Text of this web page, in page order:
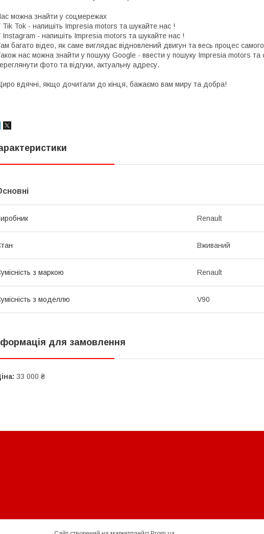
можна знайти у соцмережах
Tik Tok - напишіть Impresia motors та шукайте нас !
Instagram - напишіть Impresia motors та шукайте нас !
багато відео, як саме виглядає відновлений двигун та весь процес
нас можна знайти у пошуку Google - ввести у пошуку Impresia motors
фото та відгуки, актуальну адресу.
вдячні, якщо дочитали до кінця, бажаємо вам миру та добра!
Renault
Вживаний
з маркою Renault
з моделлю V90
для замовлення
33 000 ₴